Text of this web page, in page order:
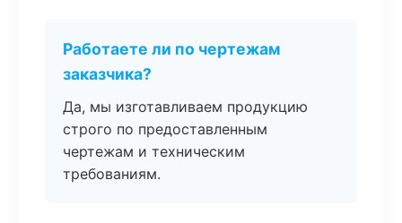
Работаете ли по чертежам
заказчика?
Да, мы изготавливаем продукцию
строго по предоставленным
чертежам и техническим
требованиям.